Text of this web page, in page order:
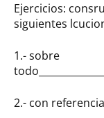
Ejercicios:
siguientes
1.- sobre
2.- con